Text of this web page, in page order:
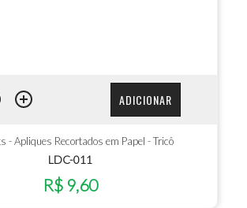
ADICIONAR
- Apliques Recortados em Papel - Tricô
LDC-011
R$ 9,60